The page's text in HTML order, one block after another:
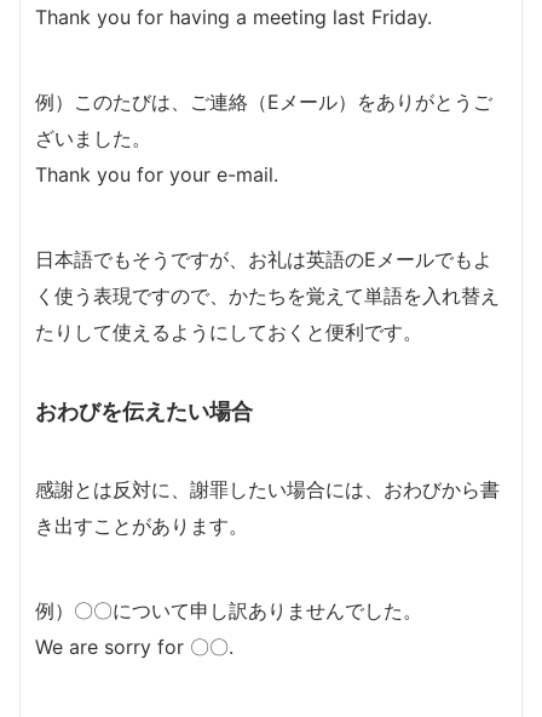
Thank you for having a meeting last Friday.
例）このたびは、ご連絡（Eメール）をありがとうご
ざいました。
Thank you for your e-mail.
日本語でもそうですが、お礼は英語のEメールでもよ
く使う表現ですので、かたちを覚えて単語を入れ替え
たりして使えるようにしておくと便利です。
おわびを伝えたい場合
感謝とは反対に、謝罪したい場合には、おわびから書
き出すことがあります。
例）〇〇について申し訳ありませんでした。
We are sorry for 〇〇.